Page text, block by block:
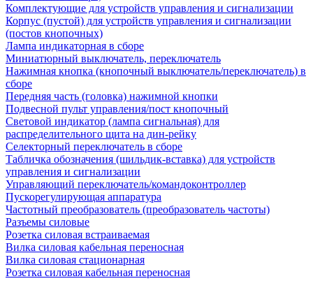
Комплектующие для устройств управления и сигнализации
Корпус (пустой) для устройств управления и сигнализации
(постов кнопочных)
Лампа индикаторная в сборе
Миниатюрный выключатель, переключатель
Нажимная кнопка (кнопочный выключатель/переключатель) в
сборе
Передняя часть (головка) нажимной кнопки
Подвесной пульт управления/пост кнопочный
Световой индикатор (лампа сигнальная) для
распределительного щита на дин-рейку
Селекторный переключатель в сборе
Табличка обозначения (шильдик-вставка) для устройств
управления и сигнализации
Управляющий переключатель/командоконтроллер
Пускорегулирующая аппаратура
Частотный преобразователь (преобразователь частоты)
Разъемы силовые
Розетка силовая встраиваемая
Вилка силовая кабельная переносная
Вилка силовая стационарная
Розетка силовая кабельная переносная